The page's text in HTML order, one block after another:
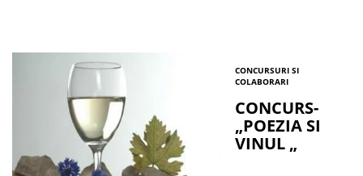
CONCURSURI SI
COLABORARI
CONCURS-
„POEZIA SI
VINUL „